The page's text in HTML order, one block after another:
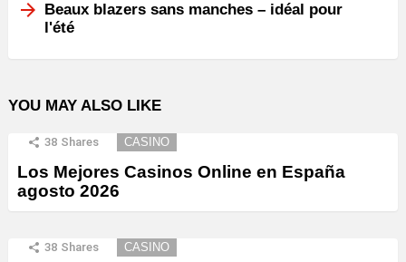
Beaux blazers sans manches – idéal pour
l'été
YOU MAY ALSO LIKE
38 Shares CASINO
Los Mejores Casinos Online en España
agosto 2026
38 Shares CASINO